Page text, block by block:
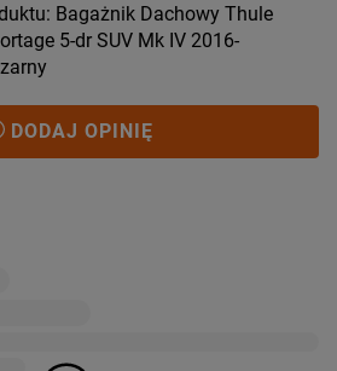
Bagażnik Dachowy Thule
5-dr SUV Mk IV 2016-
DODAJ OPINIĘ